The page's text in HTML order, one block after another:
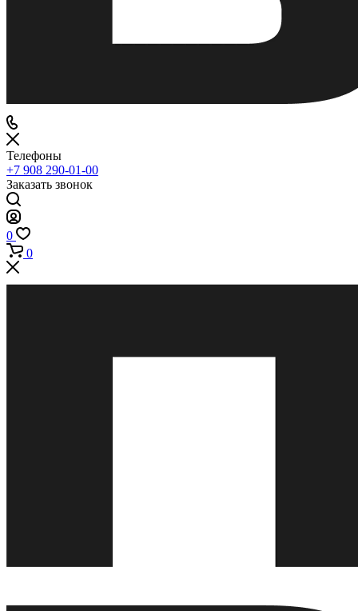
Телефоны
+7 908 290-01-00
Заказать звонок
0
0